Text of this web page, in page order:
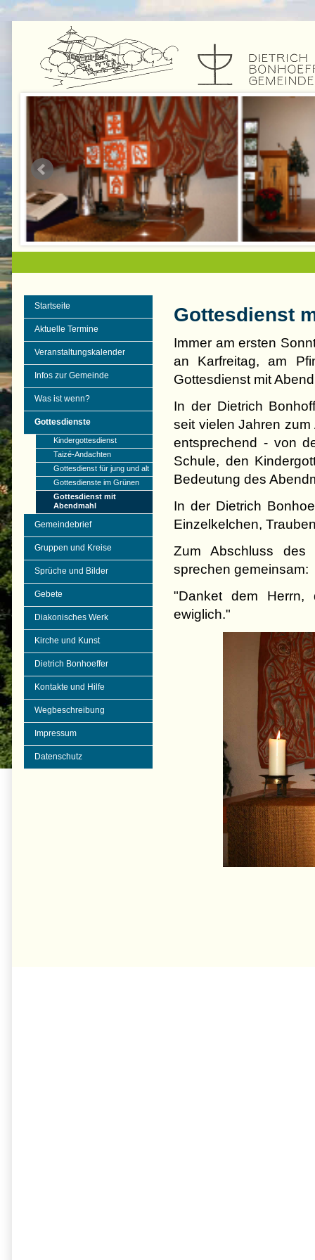
Startseite
Aktuelle Termine
Veranstaltungskalender
Infos zur Gemeinde
Was ist wenn?
Gottesdienste
Kindergottesdienst
Taizé-Andachten
Gottesdienst für jung und alt
Gottesdienste im Grünen
Gottesdienst mit
Abendmahl
Gemeindebrief
Gruppen und Kreise
Sprüche und Bilder
Gebete
Diakonisches Werk
Kirche und Kunst
Dietrich Bonhoeffer
Kontakte und Hilfe
Wegbeschreibung
Impressum
Datenschutz
Gottesdienst
Immer am ersten
an Karfreitag, am
Gottesdienst mit
In der Dietrich
seit vielen Jahren
entsprechend - von
Schule, den
Bedeutung des
In der Dietrich
Einzelkelchen,
Zum Abschluss
sprechen gemeinsam:
"Danket dem
ewiglich."